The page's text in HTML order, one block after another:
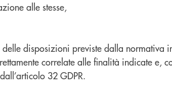
alle stesse,
disposizioni previste dalla
correlate alle finalità indicate e,
32 GDPR.